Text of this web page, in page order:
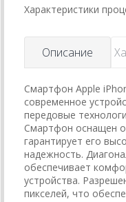
Характеристики
Описание
Смартфон Apple
современное
передовые
Смартфон оснащен
гарантирует его
надежность.
обеспечивает
устройства.
пикселей, что